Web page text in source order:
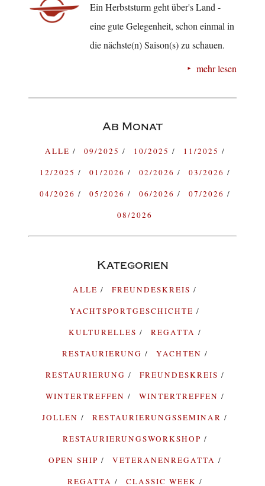
Ein Herbststurm geht über's Land -
eine gute Gelegenheit, schon einmal in
die nächste(n) Saison(s) zu schauen.
mehr lesen
Ab Monat
ALLE 09/2025 10/2025
11/2025
12/2025
01/2026 02/2026
03/2026
04/2026
05/2026 06/2026
07/2026
08/2026
Kategorien
ALLE
FREUNDESKREIS
YACHTSPORTGESCHICHTE
KULTURELLES
REGATTA
RESTAURIERUNG
YACHTEN
RESTAURIERUNG
FREUNDESKREIS
WINTERTREFFEN
WINTERTREFFEN
JOLLEN
RESTAURIERUNGSSEMINAR
RESTAURIERUNGSWORKSHOP
OPEN SHIP
VETERANENREGATTA
REGATTA
CLASSIC WEEK